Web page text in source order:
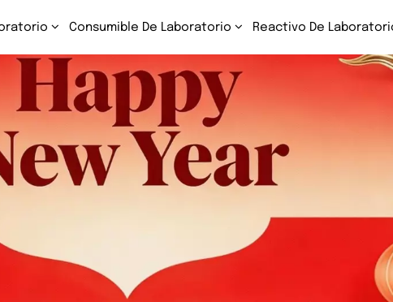
Consumible De Laboratorio Reactivo De